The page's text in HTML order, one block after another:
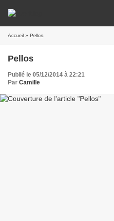
Accueil » Pellos
Pellos
Publié le 05/12/2014 à 22:21
Par Camille